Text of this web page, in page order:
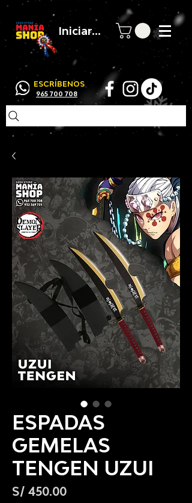
Iniciar sesión
ESCRÍBENOS
965 700 708
ESPADAS
GEMELAS
TENGEN UZUI
S/ 450.00Precio